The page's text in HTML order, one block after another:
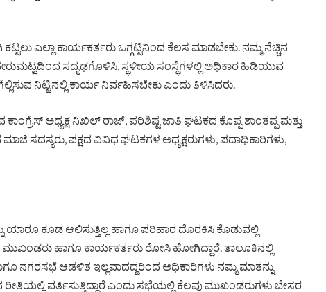
ಎಲ್ಲಾ ಕಾರ್ಯಕರ್ತರು ಒಗ್ಗಟ್ಟಿನಿಂದ ಕೆಲಸ ಮಾಡಬೇಕು. ನಮ್ಮ ನೆಚ್ಚಿನ
ಸದೃಢಗೊಳಿಸಿ, ಸ್ಥಳೀಯ ಸಂಸ್ಥೆಗಳಲ್ಲಿ ಅಧಿಕಾರ ಹಿಡಿಯುವ
ನಿಟ್ಟಿನಲ್ಲಿ ಕಾರ್ಯ ನಿರ್ವಹಿಸಬೇಕು ಎಂದು ತಿಳಿಸಿದರು.
ಅಧ್ಯಕ್ಷ ನಿಖಿಲ್ ರಾಜ್, ಪರಿಶಿಷ್ಟ ಜಾತಿ ಘಟಕದ ಕೊಪ್ಪ ಶಾಂತಪ್ಪ ಮತ್ತು
ಸದಸ್ಯರು, ಪಕ್ಷದ ವಿವಿಧ ಘಟಕಗಳ ಅಧ್ಯಕ್ಷರುಗಳು, ಪದಾಧಿಕಾರಿಗಳು,
ಕೂಡ ಆಲಿಸುತ್ತಿಲ್ಲ ಹಾಗೂ ಪರಿಹಾರ ದೊರಕಿಸಿ ಕೊಡುವಲ್ಲಿ
ಹಾಗೂ ಕಾರ್ಯಕರ್ತರು ರೋಸಿ ಹೋಗಿದ್ದಾರೆ. ತಾಲೂಕಿನಲ್ಲಿ
ನಗರಸಭೆ ಆಡಳಿತ ಇಲ್ಲವಾದದ್ದರಿಂದ ಅಧಿಕಾರಿಗಳು ನಮ್ಮ ಮಾತನ್ನು
ರೀತಿಯಲ್ಲಿ ವರ್ತಿಸುತ್ತಿದ್ದಾರೆ ಎಂದು ಸಭೆಯಲ್ಲಿ ಕೆಲವು ಮುಖಂಡರುಗಳು ಬೇಸರ